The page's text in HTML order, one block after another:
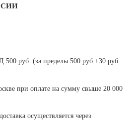
500 руб. (за пределы 500 руб +30 руб.
при оплате на сумму свыше 20 000
осуществляется через